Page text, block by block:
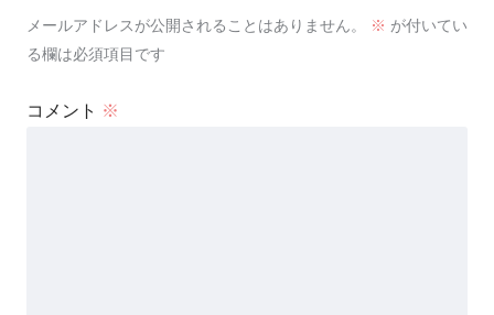
メールアドレスが公開されることはありません。 ※ が付いてい
る欄は必須項目です
コメント ※